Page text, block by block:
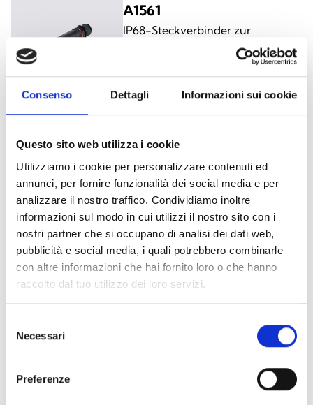
Consenso Dettagli Informazioni sui cookie
Questo sito web utilizza i cookie
Utilizziamo i cookie per personalizzare contenuti ed
annunci, per fornire funzionalità dei social media e per
analizzare il nostro traffico. Condividiamo inoltre
informazioni sul modo in cui utilizzi il nostro sito con i
nostri partner che si occupano di analisi dei dati web,
pubblicità e social media, i quali potrebbero combinarle
con altre informazioni che hai fornito loro o che hanno
raccolto dal tuo utilizzo dei loro servizi.
delNecessari
Preferenze
A1561
IP68-Steckverbinder zur
Verbindung von DIGITAL LHD-
F1065
PVC-Kabel, Alarmtemperatur 68
°C / 45 °C
F1067
Kabel mit PVC-Ummantelung.
Alarmtemperatur 88 °C / 65 °C